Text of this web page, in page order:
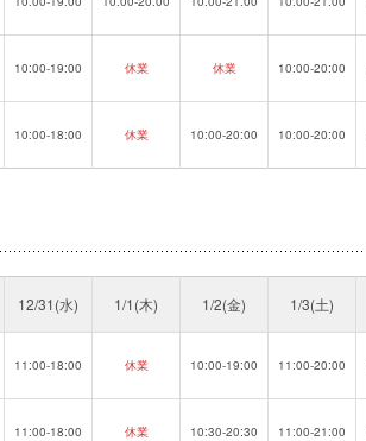
10:00-19:00 休業 休業 10:00-20:00
10:00-18:00 休業 10:00-20:00 10:00-20:00
12/31(水) 1/1(木) 1/2(金) 1/3(土)
11:00-18:00 休業 10:00-19:00 11:00-20:00
11:00-18:00 休業 10:30-20:30 11:00-21:00